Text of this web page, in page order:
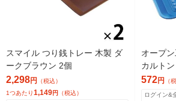
スマイル つり銭トレー 木製 ダ
ークブラウン 2個
2,298円 （税込）
1つあたり1,149円 （税込）
オープ
カルト
572円 （
ログイン&